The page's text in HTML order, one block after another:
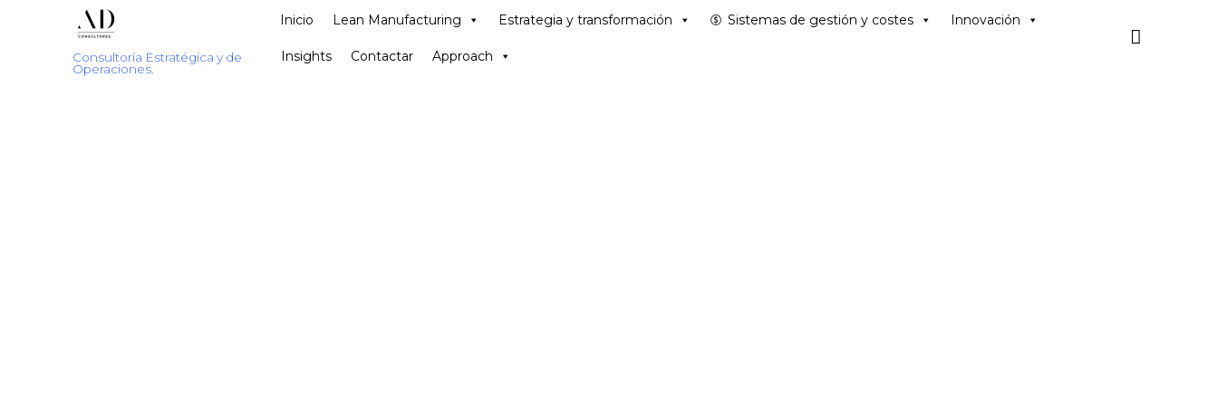
Consultoría Estratégica y de
Operaciones.
content
Inicio Lean Manufacturing Estrategia y transformación Sistemas de gestión y costes Innovación
Insights Contactar Approach
